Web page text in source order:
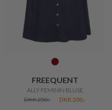
FREEQUENT
ALLY FEMININ BLUSE
DKK 250,-
DKK 200,-